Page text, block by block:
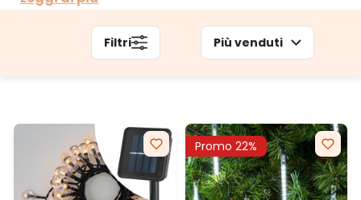
Filtri Più venduti
Promo 22%